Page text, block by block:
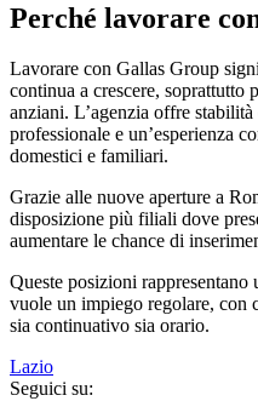
Perché lavorare
Lavorare con Gallas Group
continua a crescere, soprattutto
anziani. L’agenzia offre
professionale e un’esperienza
domestici e familiari.
Grazie alle nuove aperture a
disposizione più filiali dove
aumentare le chance di
Queste posizioni
vuole un impiego regolare, con
sia continuativo sia orario.
Lazio
Seguici su: